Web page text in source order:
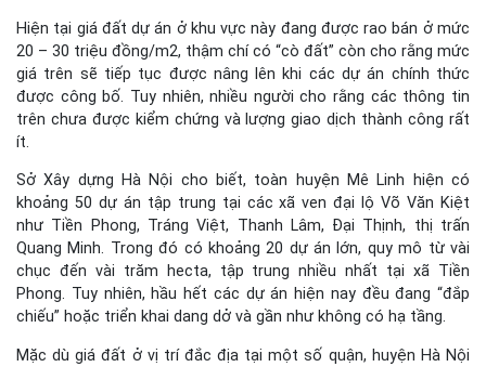
Hiện tại giá đất dự án ở khu vực này đang được rao bán ở mức
20 – 30 triệu đồng/m2, thậm chí có “cò đất” còn cho rằng mức
giá trên sẽ tiếp tục được nâng lên khi các dự án chính thức
được công bố. Tuy nhiên, nhiều người cho rằng các thông tin
trên chưa được kiểm chứng và lượng giao dịch thành công rất
ít.
Sở Xây dựng Hà Nội cho biết, toàn huyện Mê Linh hiện có
khoảng 50 dự án tập trung tại các xã ven đại lộ Võ Văn Kiệt
như Tiền Phong, Tráng Việt, Thanh Lâm, Đại Thịnh, thị trấn
Quang Minh. Trong đó có khoảng 20 dự án lớn, quy mô từ vài
chục đến vài trăm hecta, tập trung nhiều nhất tại xã Tiền
Phong. Tuy nhiên, hầu hết các dự án hiện nay đều đang “đắp
chiếu” hoặc triển khai dang dở và gần như không có hạ tầng.
Mặc dù giá đất ở vị trí đắc địa tại một số quận, huyện Hà Nội